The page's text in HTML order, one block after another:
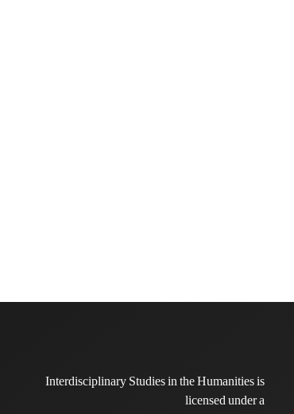
Interdisciplinary Studies in the Humanities is
licensed under a